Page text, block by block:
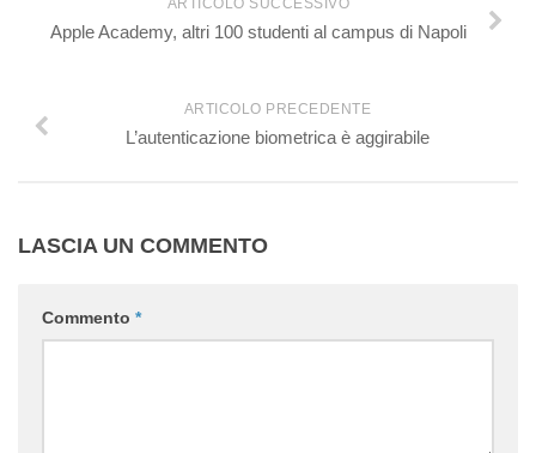
Apple Academy, altri 100 studenti al campus di Napoli
ARTICOLO PRECEDENTE
L’autenticazione biometrica è aggirabile
LASCIA UN COMMENTO
Commento *